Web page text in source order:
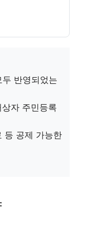
두 반영되었는
상자 주민등록
등 공제 가능한